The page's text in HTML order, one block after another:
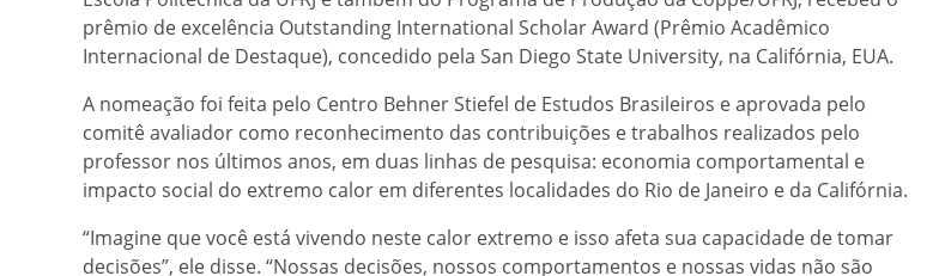
prêmio de excelência Outstanding International Scholar Award (Prêmio Acadêmico
Internacional de Destaque), concedido pela San Diego State University, na Califórnia, EUA.
A nomeação foi feita pelo Centro Behner Stiefel de Estudos Brasileiros e aprovada pelo
comitê avaliador como reconhecimento das contribuições e trabalhos realizados pelo
professor nos últimos anos, em duas linhas de pesquisa: economia comportamental e
impacto social do extremo calor em diferentes localidades do Rio de Janeiro e da Califórnia.
“Imagine que você está vivendo neste calor extremo e isso afeta sua capacidade de tomar
decisões”, ele disse. “Nossas decisões, nossos comportamentos e nossas vidas não são